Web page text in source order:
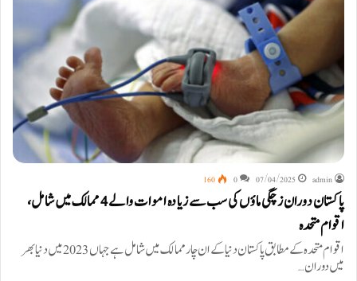
admin
07/04/2025
0
160
پاکستان دوران زچگی ماؤں کی سب سے زیادہ اموات والے 4 ممالک میں شامل،
اقوام متحدہ
اقوام متحدہ کے مطابق پاکستان دنیا کے ان چار ممالک میں شامل ہے جہاں 2023 میں دنیا بھر
میں دوران…